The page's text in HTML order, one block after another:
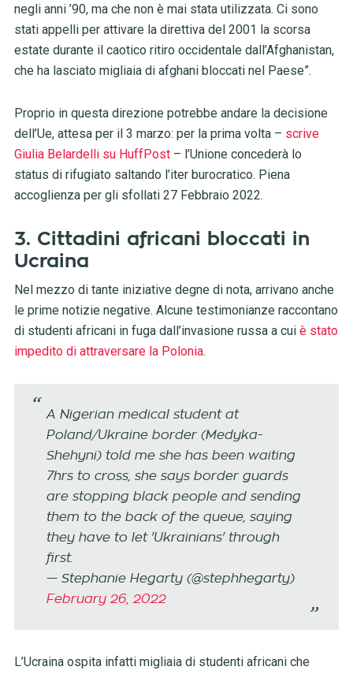
negli anni ’90, ma che non è mai stata utilizzata. Ci sono
stati appelli per attivare la direttiva del 2001 la scorsa
estate durante il caotico ritiro occidentale dall’Afghanistan,
che ha lasciato migliaia di afghani bloccati nel Paese”.
Proprio in questa direzione potrebbe andare la decisione
dell’Ue, attesa per il 3 marzo: per la prima volta – scrive
Giulia Belardelli su HuffPost– l’Unione concederà lo
status di rifugiato saltando l’iter burocratico. Piena
accoglienza per gli sfollati 27 Febbraio 2022.
3. Cittadini africani bloccati in
Ucraina
Nel mezzo di tante iniziative degne di nota, arrivano anche
le prime notizie negative. Alcune testimonianze raccontano
di studenti africani in fuga dall’invasione russa a cui è stato
impedito di attraversare la Polonia.
A Nigerian medical student at
Poland/Ukraine border (Medyka-
Shehyni) told me she has been waiting
7hrs to cross, she says border guards
are stopping black people and sending
them to the back of the queue, saying
they have to let 'Ukrainians' through
first.
— Stephanie Hegarty (@stephhegarty)
February 26, 2022
L’Ucraina ospita infatti migliaia di studenti africani che